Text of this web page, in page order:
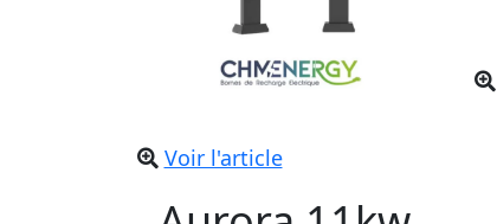
Voir l'article
page